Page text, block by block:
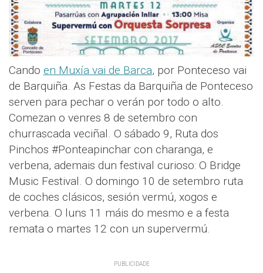
Cando en Muxía vai de Barca, por Ponteceso vai
de Barquiña. As Festas da Barquiña de Ponteceso
serven para pechar o verán por todo o alto.
Comezan o venres 8 de setembro con
churrascada veciñal. O sábado 9, Ruta dos
Pinchos #Ponteapinchar con charanga, e
verbena, ademais dun festival curioso: O Bridge
Music Festival. O domingo 10 de setembro ruta
de coches clásicos, sesión vermú, xogos e
verbena. O luns 11 máis do mesmo e a festa
remata o martes 12 con un supervermú.